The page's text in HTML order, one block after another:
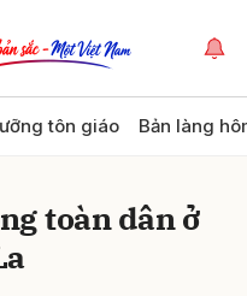
tôn giáo Bản làng
toàn dân ở